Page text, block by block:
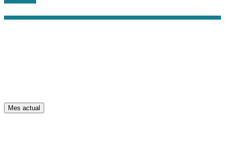
Mes actual